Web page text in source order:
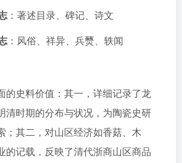
：著述目录、碑记、诗文
：风俗、祥异、兵燹、轶闻
的史料价值：其一，详细记录了龙
清时期的分布与状况，为陶瓷史研
；其二，对山区经济如香菇、木
的记载，反映了清代浙商山区商品